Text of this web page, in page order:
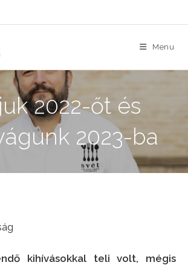
Menu
2022-őt és
2023-ba
kihívásokkal teli volt, mégis